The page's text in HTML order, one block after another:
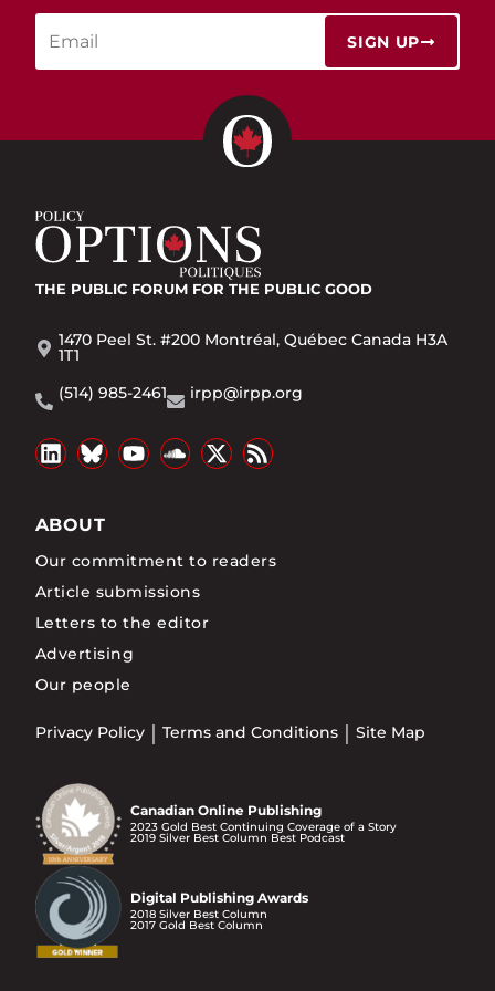
SIGN UP
THE PUBLIC FORUM FOR THE PUBLIC GOOD
1470 Peel St. #200 Montréal, Québec Canada H3A
1T1
(514) 985-2461
irpp@irpp.org
ABOUT
Our commitment to readers
Article submissions
Letters to the editor
Advertising
Our people
Privacy Policy Terms and Conditions Site Map
Canadian Online Publishing
2023 Gold Best Continuing Coverage of a Story
2019 Silver Best Column Best Podcast
Digital Publishing Awards
2018 Silver Best Column
2017 Gold Best Column